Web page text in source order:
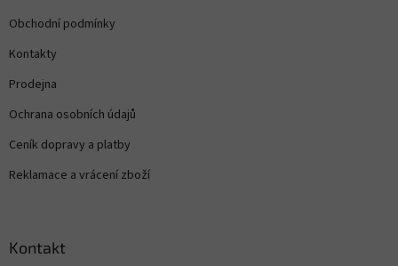
Obchodní podmínky
Kontakty
Prodejna
Ochrana osobních údajů
Ceník dopravy a platby
Reklamace a vrácení zboží
Kontakt